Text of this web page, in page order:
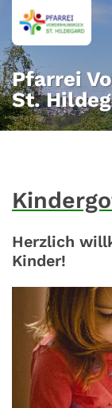
Zum Inhalt
Pfarrei
St.
Herzlich
Kinder!